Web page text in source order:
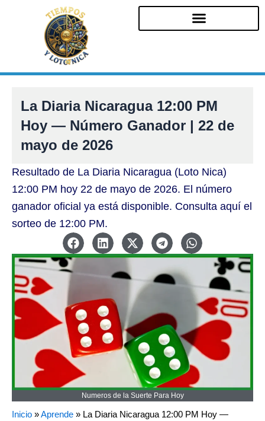
La Diaria Nicaragua 12:00 PM
Hoy — Número Ganador | 22 de
mayo de 2026
Resultado de La Diaria Nicaragua (Loto Nica)
12:00 PM hoy 22 de mayo de 2026. El número
ganador oficial ya está disponible. Consulta aquí el
sorteo de 12:00 PM.
Numeros de la Suerte Para Hoy
Inicio »Aprende » La Diaria Nicaragua 12:00 PM Hoy —